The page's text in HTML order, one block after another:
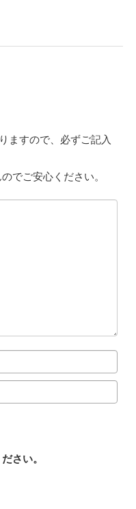
ますので、必ずご記入
でご安心ください。
さい。